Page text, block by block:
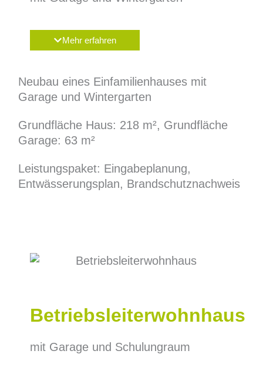
Mehr erfahren
Neubau eines Einfamilienhauses mit
Garage und Wintergarten
Grundfläche Haus: 218 m², Grundfläche
Garage: 63 m²
Leistungspaket: Eingabeplanung,
Entwässerungsplan, Brandschutznachweis
Betriebsleiterwohnhaus
mit Garage und Schulungraum